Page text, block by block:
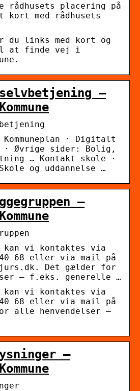
rådhusets placering på
med rådhusets
du links med kort og
at finde vej i
–
· Digitalt
· Øvrige sider: Bolig,
… Kontakt skole ·
og uddannelse …
–
kan vi kontaktes via
68 eller via mail på
Det gælder for
– f.eks. generelle …
kan vi kontaktes via
68 eller via mail på
alle henvendelser –
–